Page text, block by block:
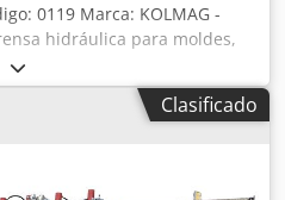
0119 Marca: KOLMAG -
hidráulica para moldes,
puertas de madera
materiales compuestos y
modular con placas
accionada por máquina
con sistema de
una rápida apertura y cierre
Clasificado